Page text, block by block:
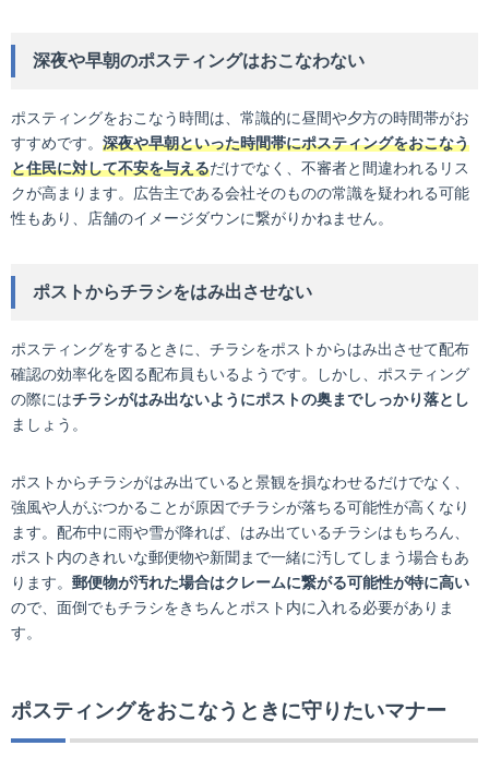
深夜や早朝のポスティングはおこなわない
ポスティングをおこなう時間は、常識的に昼間や夕方の時間帯がお
すすめです。 深夜や早朝といった時間帯にポスティングをおこなう
と住民に対して不安を与えるだけでなく、不審者と間違われるリス
クが高まります。広告主である会社そのものの常識を疑われる可能
性もあり、店舗のイメージダウンに繋がりかねません。
ポストからチラシをはみ出させない
ポスティングをするときに、チラシをポストからはみ出させて配布
確認の効率化を図る配布員もいるようです。しかし、ポスティング
の際にはチラシがはみ出ないようにポストの奥までしっかり落とし
ましょう。
ポストからチラシがはみ出ていると景観を損なわせるだけでなく、
強風や人がぶつかることが原因でチラシが落ちる可能性が高くなり
ます。配布中に雨や雪が降れば、はみ出ているチラシはもちろん、
ポスト内のきれいな郵便物や新聞まで一緒に汚してしまう場合もあ
ります。 郵便物が汚れた場合はクレームに繋がる可能性が特に高い
ので、面倒でもチラシをきちんとポスト内に入れる必要がありま
す。
ポスティングをおこなうときに守りたいマナー